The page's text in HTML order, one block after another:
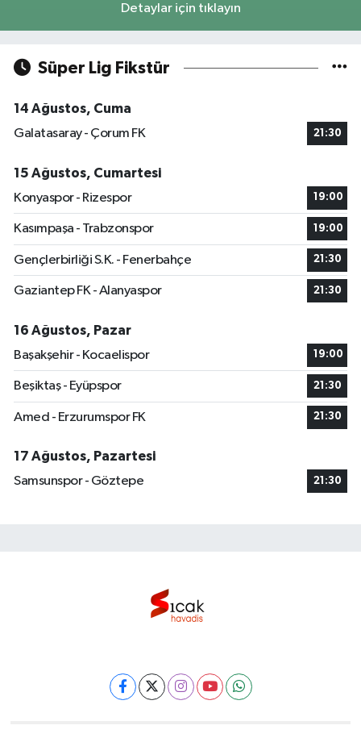
Detaylar için tıklayın
Süper Lig Fikstür
14 Ağustos, Cuma
Galatasaray - Çorum FK
21:30
15 Ağustos, Cumartesi
Konyaspor - Rizespor
19:00
Kasımpaşa - Trabzonspor 19:00
Gençlerbirliği S.K. - Fenerbahçe 21:30
Gaziantep FK - Alanyaspor 21:30
16 Ağustos, Pazar
Başakşehir - Kocaelispor
19:00
Beşiktaş - Eyüpspor 21:30
Amed - Erzurumspor FK 21:30
17 Ağustos, Pazartesi
Samsunspor - Göztepe
21:30